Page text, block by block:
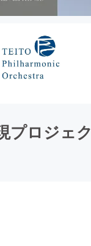
プロジェ